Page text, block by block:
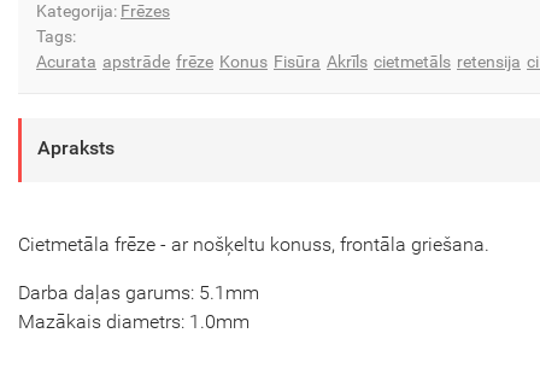
Kategorija: Frēzes
Tags:
Acurata apstrāde frēze Konus Fisūra Akrīls cietmetāls retensija
Apraksts
Cietmetāla frēze - ar nošķeltu konuss, frontāla griešana.
Darba daļas garums: 5.1mm
Mazākais diametrs: 1.0mm